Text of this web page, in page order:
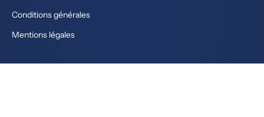
Conditions générales
Mentions légales